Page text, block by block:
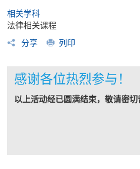
相关学科
法律相关课程
分享
列印
感谢各位热烈参与！
以上活动经已圆满结束，敬请密切